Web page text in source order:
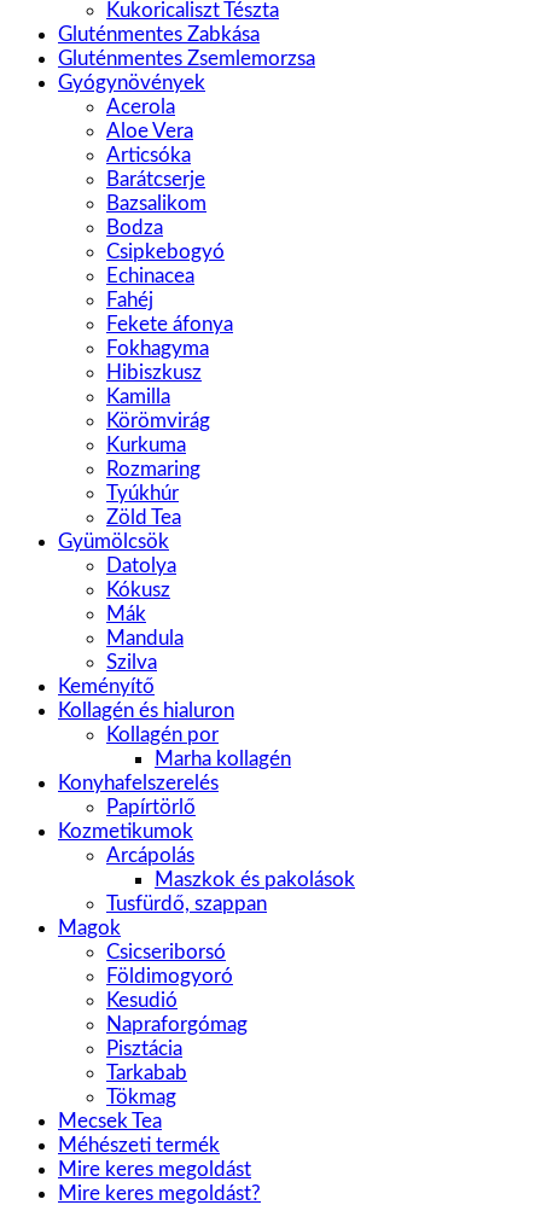
Kukoricaliszt Tészta
Gluténmentes Zabkása
Gluténmentes Zsemlemorzsa
Gyógynövények
Acerola
Aloe Vera
Articsóka
Barátcserje
Bazsalikom
Bodza
Csipkebogyó
Echinacea
Fahéj
Fekete áfonya
Fokhagyma
Hibiszkusz
Kamilla
Körömvirág
Kurkuma
Rozmaring
Tyúkhúr
Zöld Tea
Gyümölcsök
Datolya
Kókusz
Mák
Mandula
Szilva
Keményítő
Kollagén és hialuron
Kollagén por
Marha kollagén
Konyhafelszerelés
Papírtörlő
Kozmetikumok
Arcápolás
Maszkok és pakolások
Tusfürdő, szappan
Magok
Csicseriborsó
Földimogyoró
Kesudió
Napraforgómag
Pisztácia
Tarkabab
Tökmag
Mecsek Tea
Méhészeti termék
Mire keres megoldást
Mire keres megoldást?